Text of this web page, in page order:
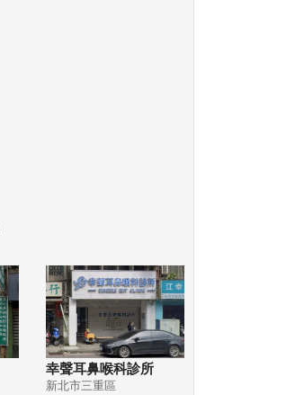
幸聲耳鼻喉科診所
新北市三重區